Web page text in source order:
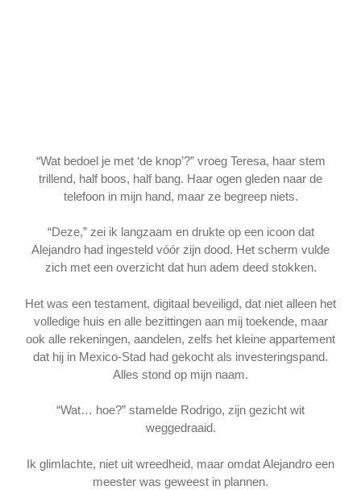
“Wat bedoel je met ‘de knop’?” vroeg Teresa, haar stem
trillend, half boos, half bang. Haar ogen gleden naar de
telefoon in mijn hand, maar ze begreep niets.
“Deze,” zei ik langzaam en drukte op een icoon dat
Alejandro had ingesteld vóór zijn dood. Het scherm vulde
zich met een overzicht dat hun adem deed stokken.
Het was een testament, digitaal beveiligd, dat niet alleen het
volledige huis en alle bezittingen aan mij toekende, maar
ook alle rekeningen, aandelen, zelfs het kleine appartement
dat hij in Mexico-Stad had gekocht als investeringspand.
Alles stond op mijn naam.
“Wat… hoe?” stamelde Rodrigo, zijn gezicht wit
weggedraaid.
Ik glimlachte, niet uit wreedheid, maar omdat Alejandro een
meester was geweest in plannen.